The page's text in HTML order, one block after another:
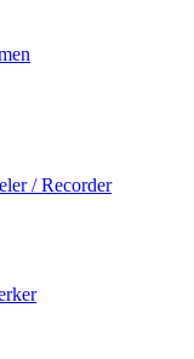
/ Recorder